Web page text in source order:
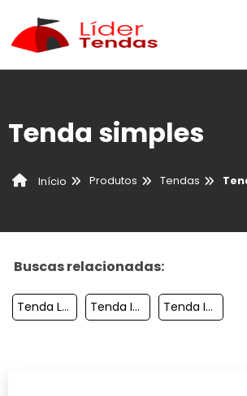
Tenda simples
Início Produtos Tendas
Buscas relacionadas:
Tenda Lona Tenda Inflavel Personalizada Preco Tenda Inflavel Comprar